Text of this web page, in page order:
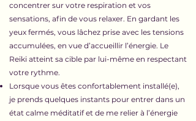
concentrer sur votre respiration et vos
sensations, afin de vous relaxer. En gardant les
yeux fermés, vous lâchez prise avec les tensions
accumulées, en vue d’accueillir l’énergie. Le
Reiki atteint sa cible par lui-même en respectant
votre rythme.
Lorsque vous êtes confortablement installé(e),
je prends quelques instants pour entrer dans un
état calme méditatif et de me relier à l’énergie